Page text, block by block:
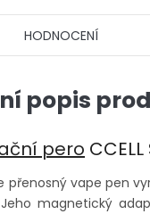
HODNOCENÍ
popis
pero CCELL
je přenosný vape pen
magnetický